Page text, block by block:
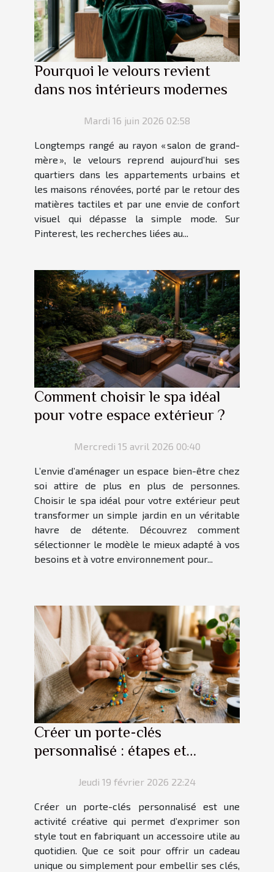
Pourquoi le velours revient
dans nos intérieurs modernes
Mardi 16 juin 2026 02:58
Longtemps rangé au rayon « salon de grand-
mère », le velours reprend aujourd’hui ses
quartiers dans les appartements urbains et
les maisons rénovées, porté par le retour des
matières tactiles et par une envie de confort
visuel qui dépasse la simple mode. Sur
Pinterest, les recherches liées au...
Comment choisir le spa idéal
pour votre espace extérieur ?
Mercredi 15 avril 2026 00:40
L’envie d’aménager un espace bien-être chez
soi attire de plus en plus de personnes.
Choisir le spa idéal pour votre extérieur peut
transformer un simple jardin en un véritable
havre de détente. Découvrez comment
sélectionner le modèle le mieux adapté à vos
besoins et à votre environnement pour...
Créer un porte-clés
personnalisé : étapes et
Jeudi 19 février 2026 22:24
Créer un porte-clés personnalisé est une
activité créative qui permet d’exprimer son
style tout en fabriquant un accessoire utile au
quotidien. Que ce soit pour offrir un cadeau
unique ou simplement pour embellir ses clés,